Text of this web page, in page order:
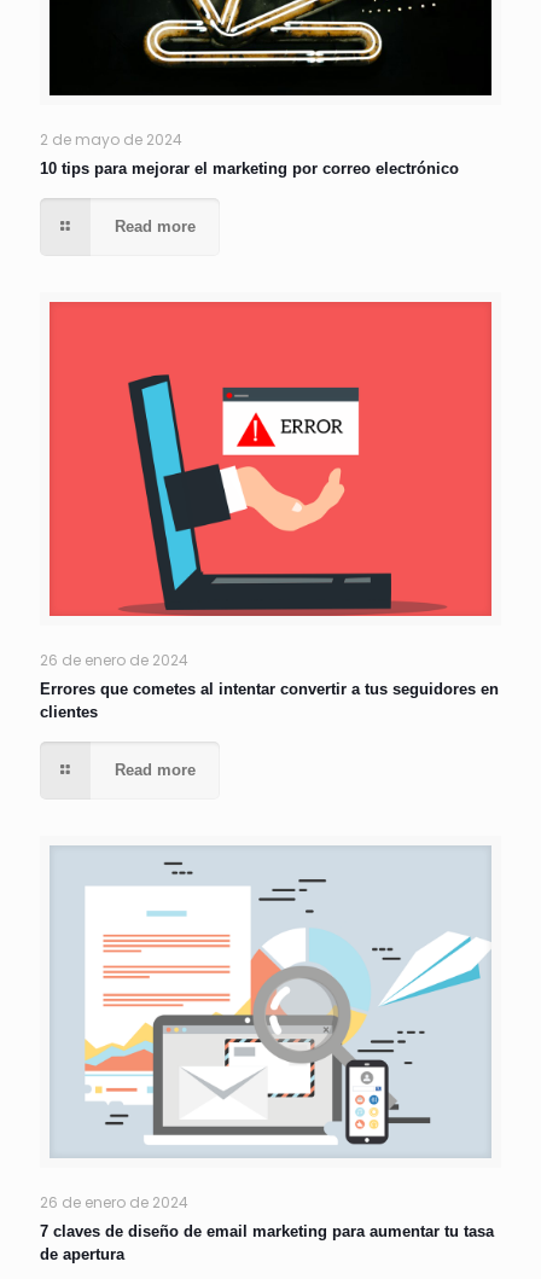
2 de mayo de 2024
10 tips para mejorar el marketing por correo electrónico
Read more
26 de enero de 2024
Errores que cometes al intentar convertir a tus seguidores en
clientes
Read more
26 de enero de 2024
7 claves de diseño de email marketing para aumentar tu tasa
de apertura